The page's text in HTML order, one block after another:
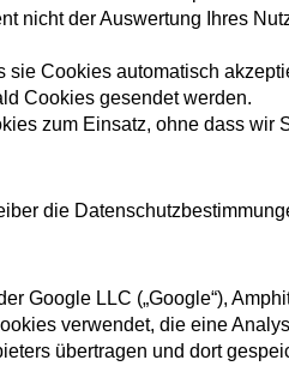
nicht der Auswertung Ihres
Cookies automatisch
Cookies gesendet werden.
zum Einsatz, ohne dass wir
die
Google LLC („Google“),
verwendet, die eine
übertragen und dort